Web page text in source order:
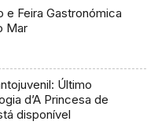
e Feira Gastronómica
Mar
Último
d’A Princesa de
disponível